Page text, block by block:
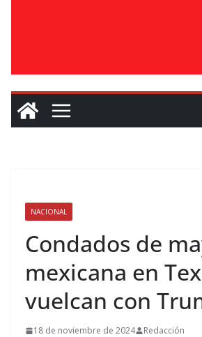
NACIONAL
Condados de
mexicana en
vuelcan con
18 de noviembre de 2024 Redacción